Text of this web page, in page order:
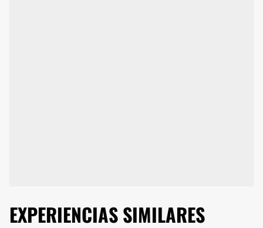
EXPERIENCIAS SIMILARES